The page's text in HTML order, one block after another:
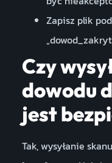
Zapisz plik
Czy
dowodu
jest
Tak, wysyłanie